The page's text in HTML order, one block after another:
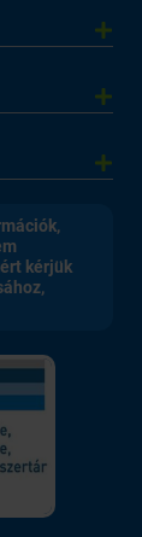
kérjük